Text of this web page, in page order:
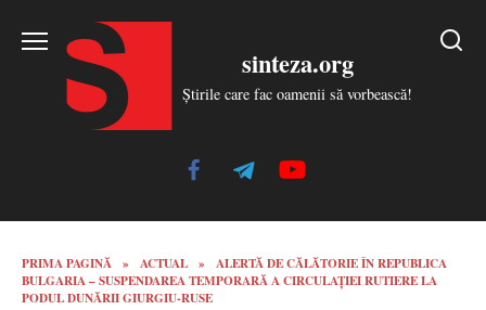
sinteza.org
Știrile care fac oamenii să vorbească!
PRIMA PAGINĂ » ACTUAL »
ALERTĂ DE CĂLĂTORIE ÎN REPUBLICA
BULGARIA – SUSPENDAREA TEMPORARĂ A CIRCULAȚIEI RUTIERE LA
PODUL DUNĂRII GIURGIU-RUSE